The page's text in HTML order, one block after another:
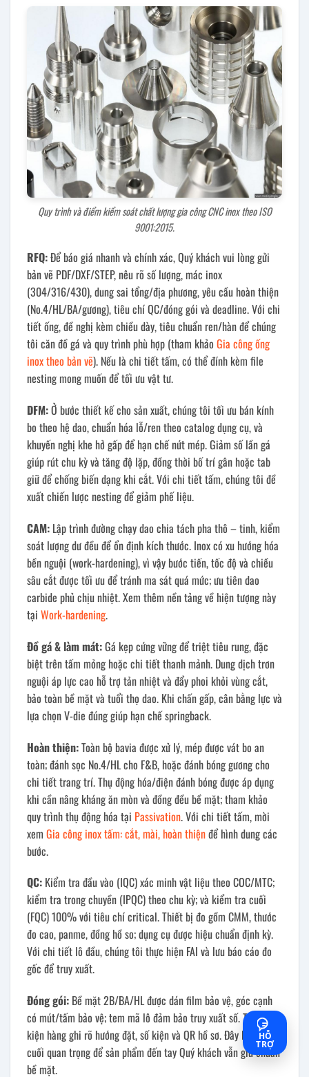
Quy trình và điểm kiểm soát chất lượng gia công CNC inox theo ISO
9001:2015.
RFQ:Để báo giá nhanh và chính xác, Quý khách vui lòng gửi
bản vẽ PDF/DXF/STEP, nêu rõ số lượng, mác inox
(304/316/430), dung sai tổng/địa phương, yêu cầu hoàn thiện
(No.4/HL/BA/gương), tiêu chí QC/đóng gói và deadline. Với chi
tiết ống, đề nghị kèm chiều dày, tiêu chuẩn ren/hàn để chúng
tôi căn đồ gá và quy trình phù hợp (tham khảo Gia công ống
inox theo bản vẽ). Nếu là chi tiết tấm, có thể đính kèm file
nesting mong muốn để tối ưu vật tư.
DFM:Ở bước thiết kế cho sản xuất, chúng tôi tối ưu bán kính
bo theo hệ dao, chuẩn hóa lỗ/ren theo catalog dụng cụ, và
khuyến nghị khe hở gấp để hạn chế nứt mép. Giảm số lần gá
giúp rút chu kỳ và tăng độ lặp, đồng thời bố trí gân hoặc tab
giữ để chống biến dạng khi cắt. Với chi tiết tấm, chúng tôi đề
xuất chiến lược nesting để giảm phế liệu.
CAM: Lập trình đường chạy dao chia tách pha thô – tinh, kiểm
soát lượng dư đều để ổn định kích thước. Inox có xu hướng hóa
bền nguội (work-hardening), vì vậy bước tiến, tốc độ và chiều
sâu cắt được tối ưu để tránh ma sát quá mức; ưu tiên dao
carbide phủ chịu nhiệt. Xem thêm nền tảng về hiện tượng này
tại Work-hardening.
Đồ gá & làm mát:Gá kẹp cứng vững để triệt tiêu rung, đặc
biệt trên tấm mỏng hoặc chi tiết thanh mảnh. Dung dịch trơn
nguội áp lực cao hỗ trợ tản nhiệt và đẩy phoi khỏi vùng cắt,
bảo toàn bề mặt và tuổi thọ dao. Khi chấn gấp, cân bằng lực và
lựa chọn V-die đúng giúp hạn chế springback.
Hoàn thiện:Toàn bộ bavia được xử lý, mép được vát bo an
toàn; đánh sọc No.4/HL cho F&B, hoặc đánh bóng gương cho
chi tiết trang trí. Thụ động hóa/điện đánh bóng được áp dụng
khi cần nâng kháng ăn mòn và đồng đều bề mặt; tham khảo
quy trình thụ động hóa tại Passivation. Với chi tiết tấm, mời
xem Gia công inox tấm: cắt, mài, hoàn thiệnđể hình dung các
bước.
QC: Kiểm tra đầu vào (IQC) xác minh vật liệu theo COC/MTC;
kiểm tra trong chuyền (IPQC) theo chu kỳ; và kiểm tra cuối
(FQC) 100% với tiêu chí critical. Thiết bị đo gồm CMM, thước
đo cao, panme, đồng hồ so; dụng cụ được hiệu chuẩn định kỳ.
Với chi tiết lô đầu, chúng tôi thực hiện FAI và lưu báo cáo đo
gốc để truy xuất.
Đóng gói: Bề mặt 2B/BA/HL được dán film bảo vệ, góc cạnh
có mút/tấm bảo vệ; tem mã lô đảm bảo truy xuất số. Tất cả
kiện hàng ghi rõ hướng đặt, số kiện và QR hồ sơ. Đây là điểm
cuối quan trọng để sản phẩm đến tay Quý khách vẫn giữ chuẩn
bề mặt.
HỖ
TRỢ